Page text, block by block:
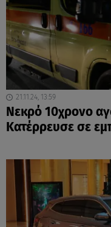
21.11.24, 13:59
Νεκρό 10χρονο
Κατέρρευσε σε